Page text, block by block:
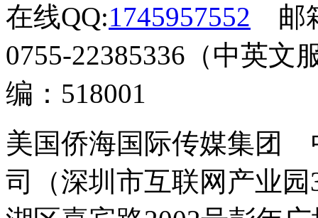
在线QQ:1745957552 邮
0755-22385336（中英文
编：518001
美国侨海国际传媒集团
司（深圳市互联网产业